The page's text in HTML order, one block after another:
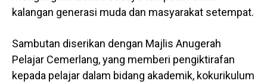
kalangan generasi muda dan masyarakat setempat.
Sambutan diserikan dengan Majlis Anugerah
Pelajar Cemerlang, yang memberi pengiktirafan
kepada pelajar dalam bidang akademik, kokurikulum